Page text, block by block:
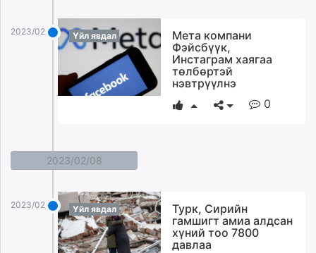
2023/02/20 Үйл явдал
Мета компани
Фэйсбүүк,
Инстаграм хаягаа
төлбөртэй
нэвтрүүлнэ
0
2023/02/08
2023/02/08 Үйл явдал
Турк, Сирийн
гамшигт амиа алдсан
хүний тоо 7800
давлаа